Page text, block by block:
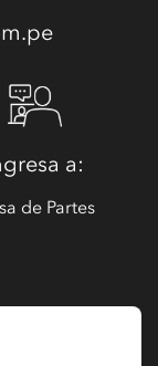
a:
de Partes